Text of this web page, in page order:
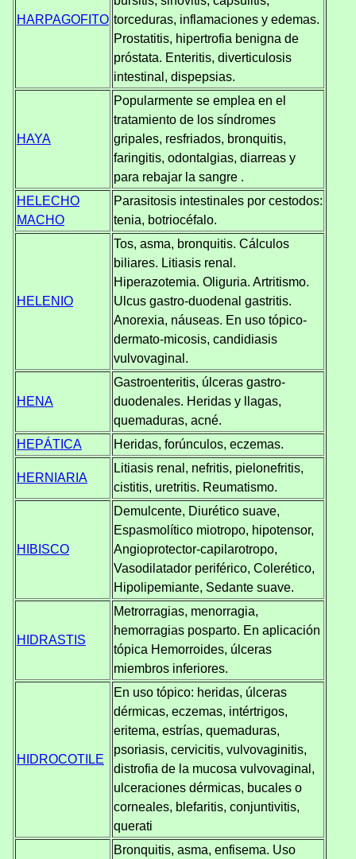
HARPAGOFITO torceduras, inflamaciones y edemas.
Prostatitis, hipertrofia benigna de
próstata. Enteritis, diverticulosis
intestinal, dispepsias.
HAYA
Popularmente se emplea en el
tratamiento de los síndromes
gripales, resfriados, bronquitis,
faringitis, odontalgias, diarreas y
para rebajar la sangre .
HELECHO
MACHO
Parasitosis intestinales por cestodos:
tenia, botriocéfalo.
HELENIO
Tos, asma, bronquitis. Cálculos
biliares. Litiasis renal.
Hiperazotemia. Oliguria. Artritismo.
Ulcus gastro-duodenal gastritis.
Anorexia, náuseas. En uso tópico-
dermato-micosis, candidiasis
vulvovaginal.
HENA
Gastroenteritis, úlceras gastro-
duodenales. Heridas y llagas,
quemaduras, acné.
HEPÁTICA
Heridas, forúnculos, eczemas.
HERNIARIA
Litiasis renal, nefritis, pielonefritis,
cistitis, uretritis. Reumatismo.
HIBISCO
Demulcente, Diurético suave,
Espasmolítico miotropo, hipotensor,
Angioprotector-capilarotropo,
Vasodilatador periférico, Colerético,
Hipolipemiante, Sedante suave.
HIDRASTIS
Metrorragias, menorragia,
hemorragias posparto. En aplicación
tópica Hemorroides, úlceras
miembros inferiores.
HIDROCOTILE
En uso tópico: heridas, úlceras
dérmicas, eczemas, intértrigos,
eritema, estrías, quemaduras,
psoriasis, cervicitis, vulvovaginitis,
distrofia de la mucosa vulvovaginal,
ulceraciones dérmicas, bucales o
corneales, blefaritis, conjuntivitis,
querati
Bronquitis, asma, enfisema. Uso